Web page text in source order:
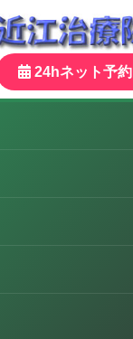
24hネット予約